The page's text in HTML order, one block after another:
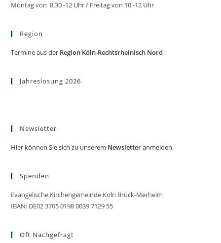
Montag von 8.30 -12 Uhr / Freitag von 10 -12 Uhr
Region
Termine aus der Region Köln-Rechtsrheinisch Nord
Jahreslosung 2026
Newsletter
Hier können Sie sich zu unserem Newsletteranmelden.
Spenden
Evangelische Kirchengemeinde Köln Brück-Merheim
IBAN: DE02 3705 0198 0039 7129 55
Oft Nachgefragt